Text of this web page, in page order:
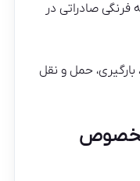
صادراتی در
حمل و نقل
مخصوص